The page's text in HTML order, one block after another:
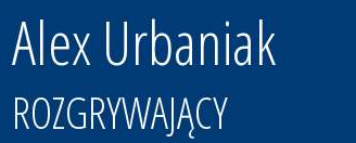
Alex Urbaniak
ROZGRYWAJĄCY